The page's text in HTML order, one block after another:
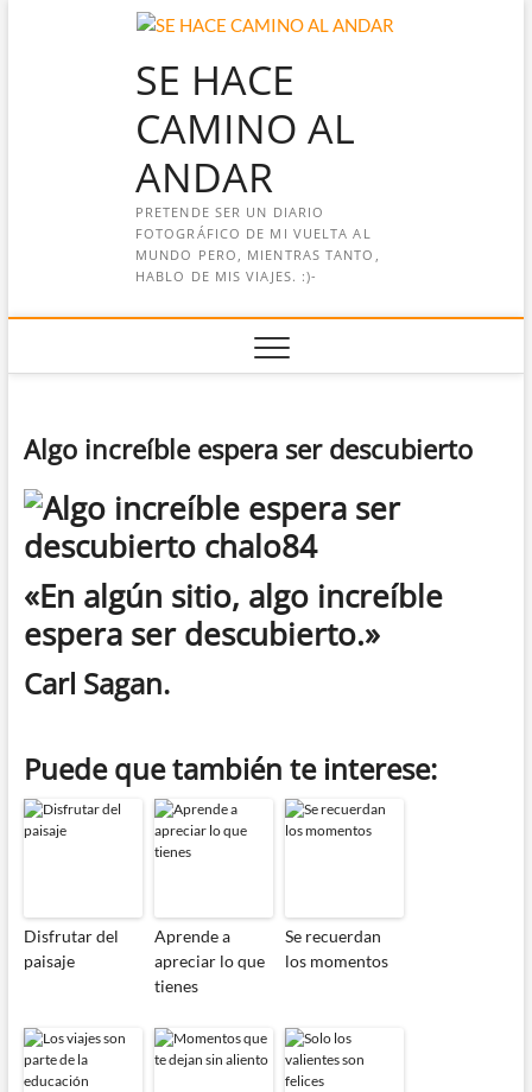
SE HACE
CAMINO AL
ANDAR
PRETENDE SER UN DIARIO
FOTOGRÁFICO DE MI VUELTA AL
MUNDO PERO, MIENTRAS TANTO,
HABLO DE MIS VIAJES. :)-
Algo increíble espera ser descubierto
«En algún sitio, algo increíble
espera ser descubierto.»
Carl Sagan.
Puede que también te interese:
Disfrutar del
paisaje
Aprende a
apreciar lo que
tienes
Se recuerdan
los momentos